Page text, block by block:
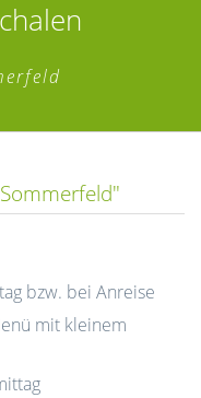
bzw. bei Anreise
mit kleinem